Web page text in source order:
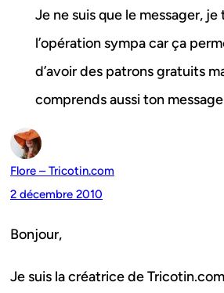
Je ne suis que le messager,
l’opération sympa car ça
d’avoir des patrons gratuits
comprends aussi ton
Flore – Tricotin.com
2 décembre 2010
Bonjour,
Je suis la créatrice de